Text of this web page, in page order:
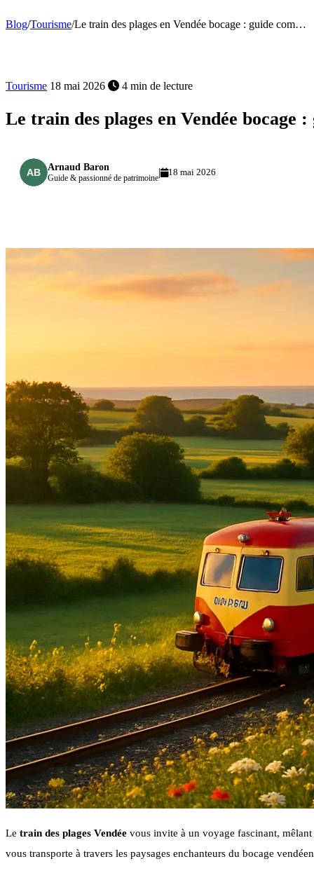
Blog/Tourisme/Le train des plages en Vendée bocage : guide com…
Tourisme 18 mai 2026 4 min de lecture
Le train des plages en Vendée bocage
Arnaud Baron
Guide & passionné de patrimoine| 18 mai 2026
Le train des plages Vendée vous invite à un voyage fascinant,
vous transporte à travers les paysages enchanteurs du bocage